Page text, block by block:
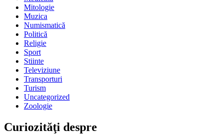
Mitologie
Muzica
Numismatică
Politică
Religie
Sport
Stiinte
Televiziune
Transporturi
Turism
Uncategorized
Zoologie
Curiozităţi despre